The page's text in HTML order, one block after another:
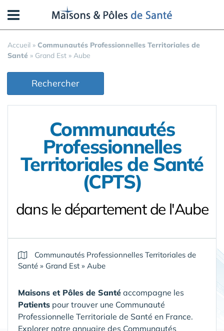
Accueil » Communautés Professionnelles Territoriales de
Santé » Grand Est » Aube
Rechercher
Communautés
Professionnelles
Territoriales de Santé
(CPTS)
dans le département de l'Aube
Communautés Professionnelles Territoriales de
Santé » Grand Est » Aube
Maisons et Pôles de Santé accompagne les
Patients pour trouver une Communauté
Professionnelle Territoriale de Santé en France.
Explorer notre annuaire des Communautés
Panneau de gestion des cookies